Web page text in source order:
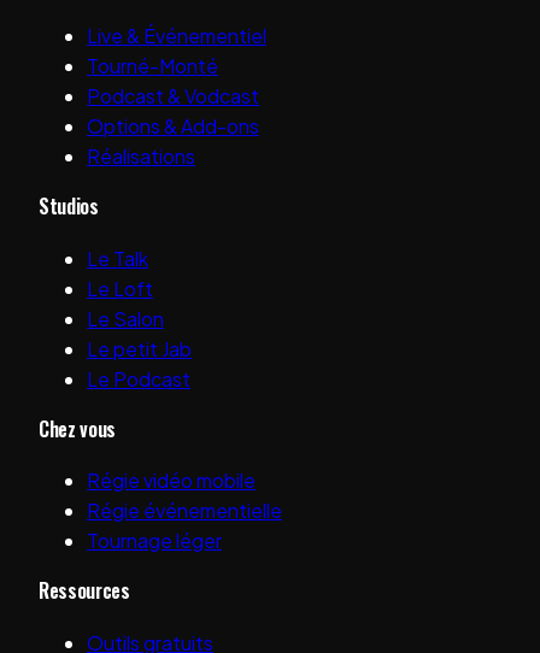
Live & Événementiel
Tourné-Monté
Podcast & Vodcast
Options & Add-ons
Réalisations
Studios
Le Talk
Le Loft
Le Salon
Le petit Jab
Le Podcast
Chez vous
Régie vidéo mobile
Régie événementielle
Tournage léger
Ressources
Outils gratuits